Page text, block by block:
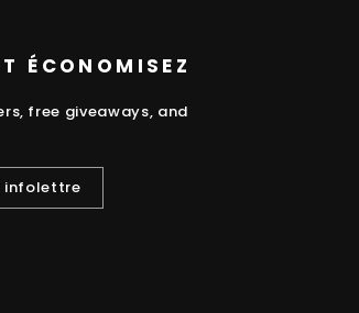
ÉCONOMISEZ
free giveaways, and